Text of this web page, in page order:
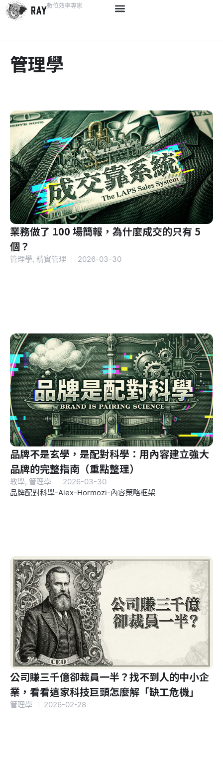
數位效率專家
管理學
業務做了 100 場簡報，為什麼成交的只有 5
個？
管理學, 精實管理 2026-03-30
品牌不是玄學，是配對科學：用內容建立強大
品牌的完整指南（重點整理）
教學, 管理學
2026-03-30
品牌配對科學-Alex-Hormozi-內容策略框架
公司賺三千億卻裁員一半？找不到人的中小企
業，看看這家科技巨頭怎麼解「缺工危機」
管理學 2026-02-28